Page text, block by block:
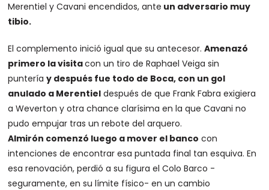
Merentiel y Cavani encendidos, ante un adversario muy
tibio.
El complemento inició igual que su antecesor.Amenazó
primero la visitacon un tiro de Raphael Veiga sin
punteríay después fue todo de Boca, con un gol
anulado a Merentiel después de que Frank Fabra exigiera
a Weverton y otra chance clarísima en la que Cavani no
pudo empujar tras un rebote del arquero.
Almirón comenzó luego a mover el banco con
intenciones de encontrar esa puntada final tan esquiva. En
esa renovación, perdió a su figura el Colo Barco -
seguramente, en su límite físico- en un cambio